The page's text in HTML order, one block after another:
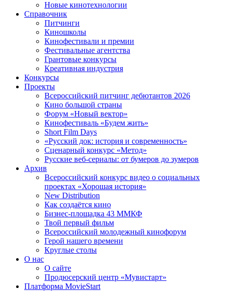
Новые кинотехнологии
Справочник
Питчинги
Киношколы
Кинофестивали и премии
Фестивальные агентства
Грантовые конкурсы
Креативная индустрия
Конкурсы
Проекты
Всероссийский питчинг дебютантов 2026
Кино большой страны
Форум «Новый вектор»
Кинофестиваль «Будем жить»
Short Film Days
«Русский док: история и современность»
Сценарный конкурс «Метод»
Русские веб-сериалы: от бумеров до зумеров
Архив
Всероссийский конкурс видео о социальных
проектах «Хорошая история»
New Distribution
Как создаётся кино
Бизнес-площадка 43 ММКФ
Твой первый фильм
Всероссийский молодежный кинофорум
Герой нашего времени
Круглые столы
О нас
О сайте
Продюсерский центр «Мувистарт»
Платформа MovieStart